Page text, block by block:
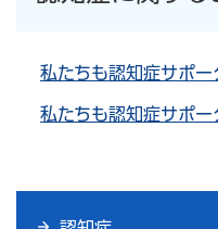
私たちも認知症サポ
私たちも認知症サポ